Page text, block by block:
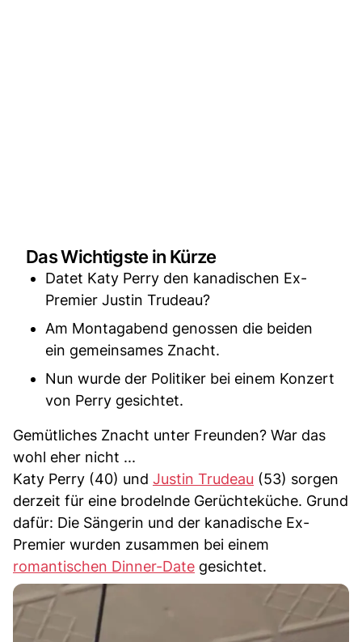
Das Wichtigste in Kürze
Datet Katy Perry den kanadischen Ex-
Premier Justin Trudeau?
Am Montagabend genossen die beiden
ein gemeinsames Znacht.
Nun wurde der Politiker bei einem Konzert
von Perry gesichtet.
Gemütliches Znacht unter Freunden? War das
wohl eher nicht ...
Katy Perry (40) und Justin Trudeau (53) sorgen
derzeit für eine brodelnde Gerüchteküche. Grund
dafür: Die Sängerin und der kanadische Ex-
Premier wurden zusammen bei einem
romantischen Dinner-Date gesichtet.